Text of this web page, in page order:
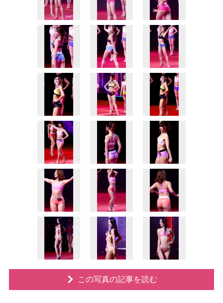
この写真の記事を読む